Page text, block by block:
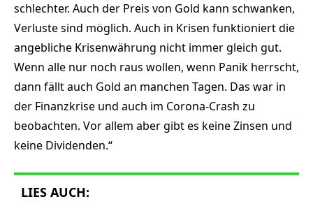
schlechter. Auch der Preis von Gold kann schwanken,
Verluste sind möglich. Auch in Krisen funktioniert die
angebliche Krisenwährung nicht immer gleich gut.
Wenn alle nur noch raus wollen, wenn Panik herrscht,
dann fällt auch Gold an manchen Tagen. Das war in
der Finanzkrise und auch im Corona-Crash zu
beobachten. Vor allem aber gibt es keine Zinsen und
keine Dividenden.“
LIES AUCH: